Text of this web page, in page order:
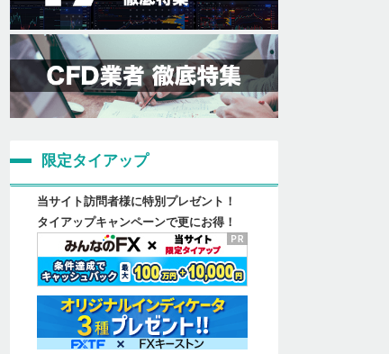
限定タイアップ
当サイト訪問者様に特別プレゼント！
タイアップキャンペーンで更にお得！